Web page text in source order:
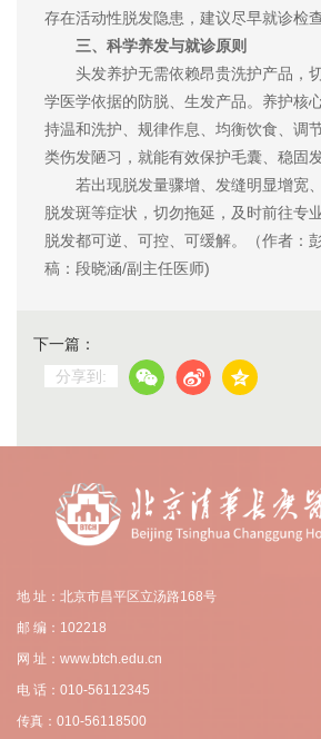
存在活动性脱发隐患，建议尽早就诊检查
三、科学养发与就诊原则
头发养护无需依赖昂贵洗护产品，
学医学依据的防脱、生发产品。养护核
持温和洗护、规律作息、均衡饮食、调
类伤发陋习，就能有效保护毛囊、稳固发
若出现脱发量骤增、发缝明显增宽
脱发斑等症状，切勿拖延，及时前往专
脱发都可逆、可控、可缓解。（作者：
稿： 段晓涵/副主任医师)
下一篇：
分享到:
地 址：北京市昌平区立汤路168号
邮 编：102218
网 址：www.btch.edu.cn
电 话：010-56112345
传真：010-56118500